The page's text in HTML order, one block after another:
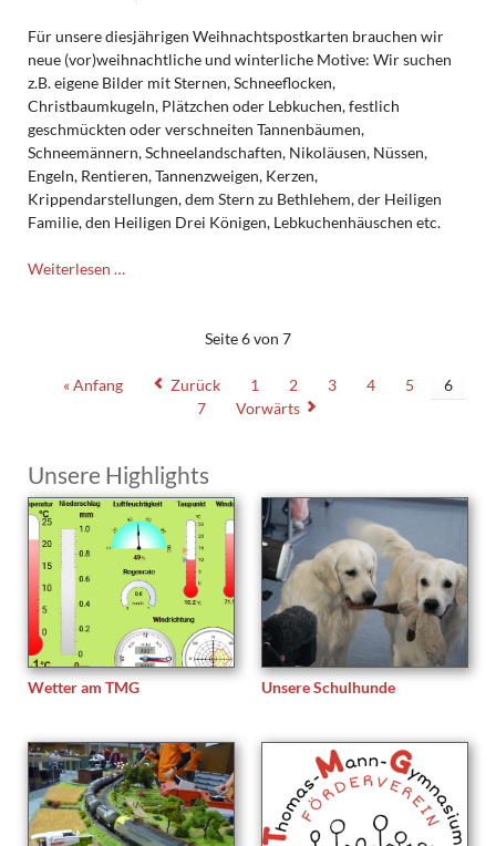
Für unsere diesjährigen Weihnachtspostkarten brauchen wir
neue (vor)weihnachtliche und winterliche Motive: Wir suchen
z.B. eigene Bilder mit Sternen, Schneeflocken,
Christbaumkugeln, Plätzchen oder Lebkuchen, festlich
geschmückten oder verschneiten Tannenbäumen,
Schneemännern, Schneelandschaften, Nikoläusen, Nüssen,
Engeln, Rentieren, Tannenzweigen, Kerzen,
Krippendarstellungen, dem Stern zu Bethlehem, der Heiligen
Familie, den Heiligen Drei Königen, Lebkuchenhäuschen etc.
Weiterlesen …
Weihnachtspostkarten
Seite 6 von 7
« Anfang Zurück 1 2 3 4 5
6
7
Vorwärts
Unsere Highlights
Wetter am TMG Unsere Schulhunde